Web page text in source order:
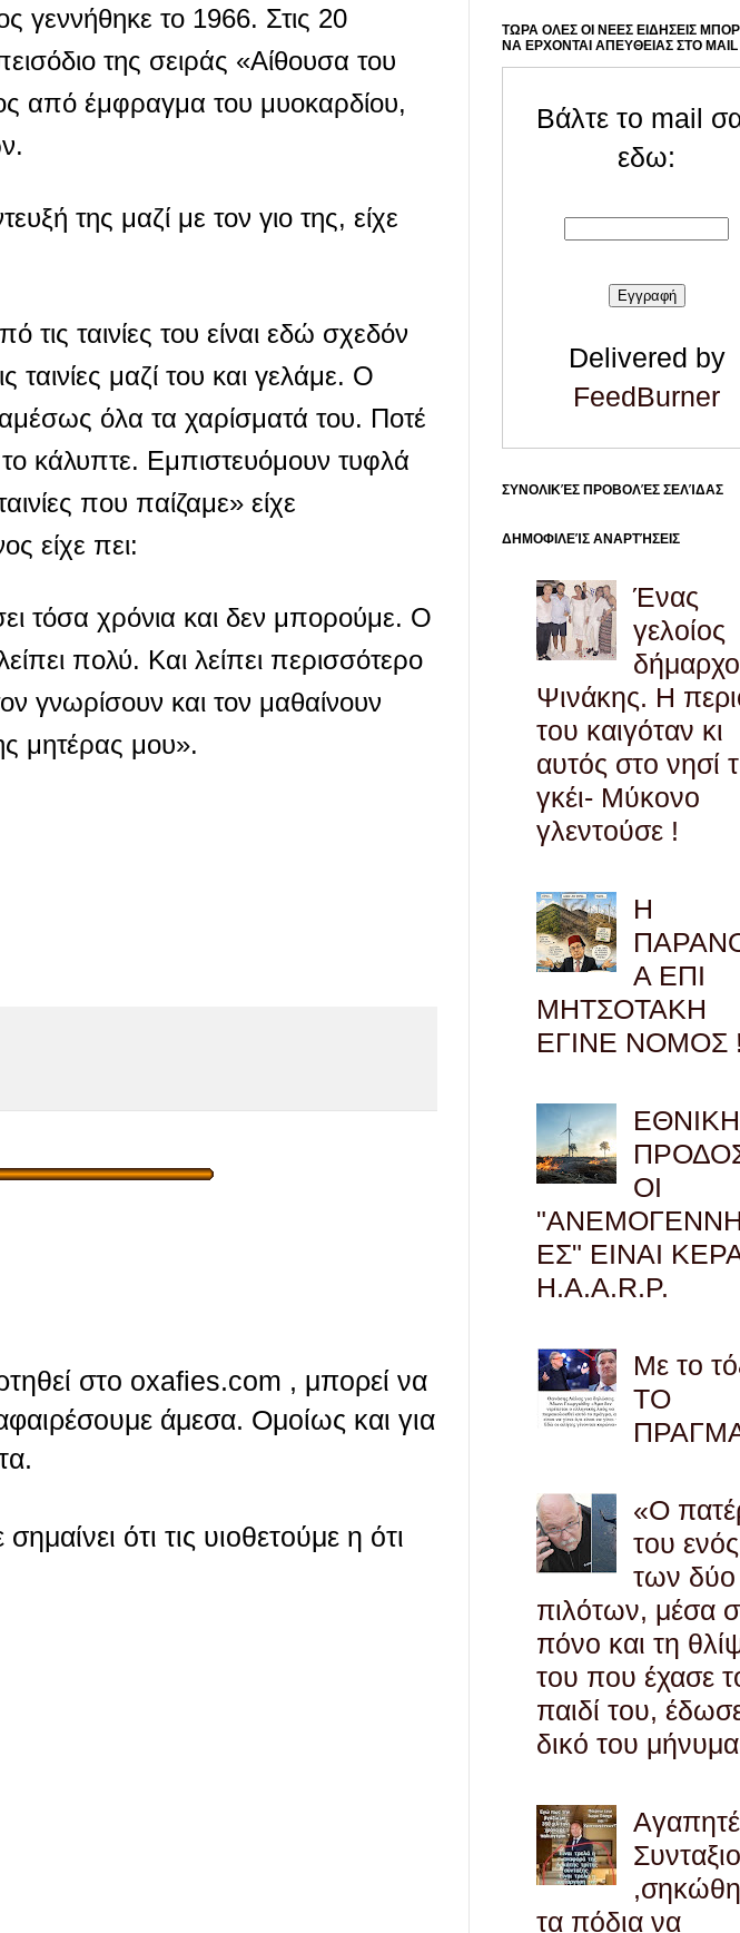
γεννήθηκε το 1966. Στις 20
της σειράς «Αίθουσα του
από έμφραγμα του μυοκαρδίου,
της μαζί με τον γιο της, είχε
ταινίες του είναι εδώ σχεδόν
μαζί του και γελάμε. Ο
όλα τα χαρίσματά του. Ποτέ
κάλυπτε. Εμπιστευόμουν τυφλά
που παίζαμε» είχε
είχε πει:
τόσα χρόνια και δεν μπορούμε. Ο
πολύ. Και λείπει περισσότερο
γνωρίσουν και τον μαθαίνουν
μητέρας μου».
στο oxafies.com , μπορεί να
άμεσα. Ομοίως και για
ότι τις υιοθετούμε η ότι
ΤΩΡΑ ΟΛΕΣ ΟΙ ΝΕΕΣ ΕΙΔΗΣΕΙΣ
ΝΑ ΕΡΧΟΝΤΑΙ ΑΠΕΥΘΕΙΑΣ ΣΤΟ
Βάλτε το mail
εδω:
Delivered by
FeedBurner
ΣΥΝΟΛΙΚΈΣ ΠΡΟΒΟΛΈΣ ΣΕΛΊΔΑΣ
ΔΗΜΟΦΙΛΕΊΣ ΑΝΑΡΤΉΣΕΙΣ
Ένας
γελοίος
Ψινάκης. Η
του καιγόταν κι
αυτός στο νησί
γκέι- Μύκονο
γλεντούσε !
Η
Α ΕΠΙ
ΜΗΤΣΟΤΑΚΗ
ΕΓΙΝΕ ΝΟΜΟΣ
ΕΘΝΙΚΗ
ΟΙ
ΕΣ" ΕΙΝΑΙ
H.A.A.R.P.
Με το
ΤΟ
«Ο
του
των δύο
πιλότων, μέσα
πόνο και τη
του που έχασε
παιδί του,
δικό του μήνυμα
Αγαπητέ
τα πόδια να